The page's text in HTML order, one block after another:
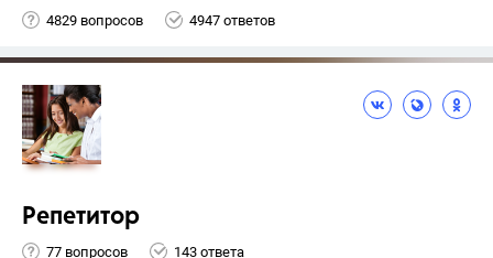
4829 вопросов 4947 ответов
Репетитор
77 вопросов 143 ответа